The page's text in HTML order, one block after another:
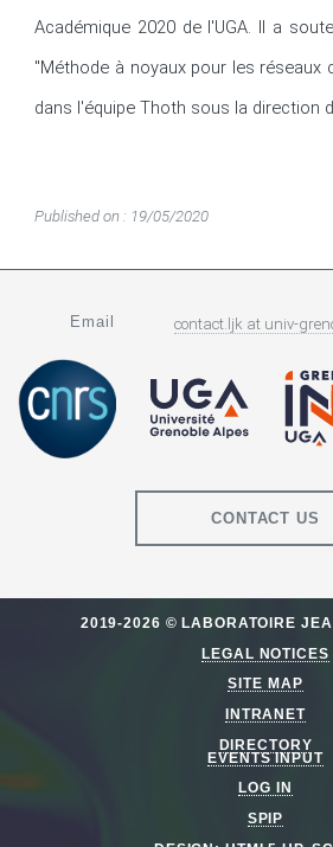
Académique 2020 de l'UGA. Il a
"Méthode à noyaux pour les réseaux
dans l'équipe Thoth sous la direction
Published on : 19/05/2020
Email contact.ljk at univ-
CONTACT US
2019-2026 © LABORATOIRE
LEGAL NOTICES
SITE MAP
INTRANET
DIRECTORY
EVENTS INPUT
LOG IN
SPIP